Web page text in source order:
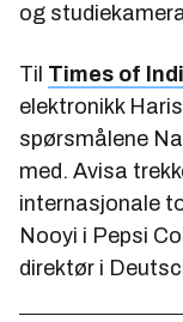
og
Til Times of
elektronikk
spørsmålene
med. Avisa
internasjonale
Nooyi i Pepsi
direktør i